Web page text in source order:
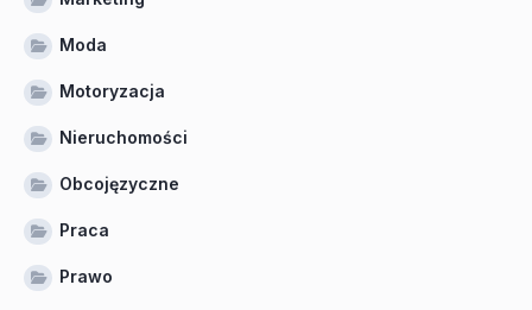
Moda
Motoryzacja
Nieruchomości
Obcojęzyczne
Praca
Prawo